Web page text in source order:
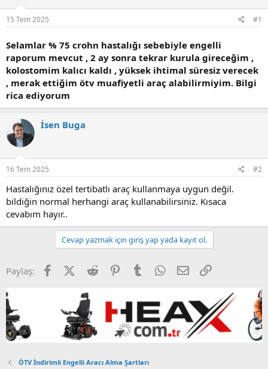
u
b
ş
a
t
a
n
g
r
i
h
15 Tem 2025 #1
Selamlar % 75 crohn hastalığı sebebiyle engelli
raporum mevcut , 2 ay sonra tekrar kurula gireceğim ,
kolostomim kalıcı kaldı , yüksek ihtimal süresiz verecek
, merak ettiğim ötv muafiyetli araç alabilirmiyim. Bilgi
rica ediyorum
İsen Buga
16 Tem 2025 #2
Hastalığınız özel tertibatlı araç kullanmaya uygun değil.
bildiğin normal herhangi araç kullanabilirsiniz. Kısaca
cevabım hayır..
Cevap yazmak için giriş yap yada kayıt ol.
Paylaş: FacebookX (Twitter)
Reddit PinterestTumblr WhatsApp
E-posta
ÖTV İndirimli Engelli Aracı Alma Şartları